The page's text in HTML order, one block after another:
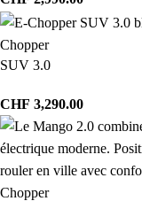
Chopper
SUV 3.0
CHF 3,290.00
Chopper